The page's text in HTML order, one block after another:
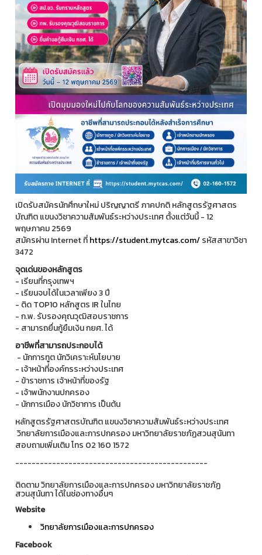
เปิดรับสมัครนักศึกษาใหม่ ปริญญาตรี ภาคปกติ หลักสูตรรัฐศาสตร
บัณฑิต แขนงวิชาความสัมพันธ์ระหว่างประเทศ ตั้งแต่วันนี้ - 12
พฤษภาคม 2569
สมัครผ่าน Internet ที่https://student.mytcas.com/รหัสสาขาวิชา
3472
จุดเด่นของหลักสูตร
- เรียนที่กรุงเทพฯ
- เรียนจบได้ในเวลาเพียง 3 ปี
- ติด TOP10 หลักสูตร IR ในไทย
- ก.พ. รับรองคุณวุฒิสอบราชการ
- สามารถยื่นกู้ยืมเงิน กยศ. ได้
อาชีพที่สามารถประกอบได้
- นักการทูต นักวิเคราะห์นโยบาย
- เจ้าหน้าที่องค์กรระหว่างประเทศ
- ข้าราชการ เจ้าหน้าที่ของรัฐ
- เจ้าพนักงานปกครอง
- นักการเมือง นักวิชาการ เป็นต้น
หลักสูตรรัฐศาสตรบัณฑิต แขนงวิชาความสัมพันธ์ระหว่างประเทศ
วิทยาลัยการเมืองและการปกครอง มหาวิทยาลัยราชภัฏสวนสุนันทา
สอบถามเพิ่มเติม โทร 02 160 1572
-----------------------------------------------
ติดตาม วิทยาลัยการเมืองและการปกครอง มหาวิทยาลัยราชภัฏ
สวนสุนันทา ได้ในช่องทางอื่นๆ
Website
วิทยาลัยการเมืองและการปกครอง
Facebook